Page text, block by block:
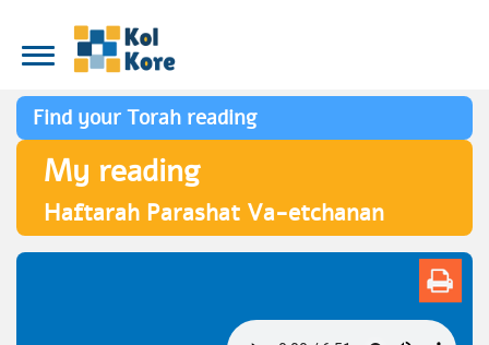
Find your Torah reading
My reading
Haftarah Parashat Va-etchanan